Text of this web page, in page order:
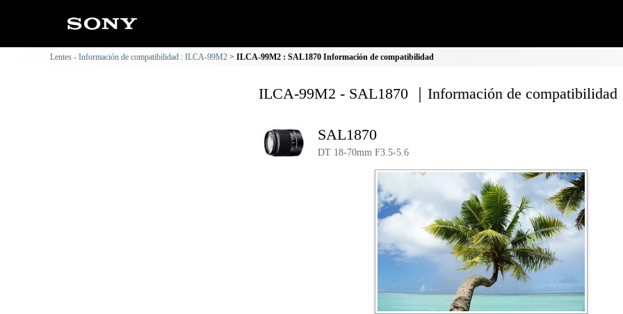
Lentes - Información de compatibilidad : ILCA-99M2 ILCA-99M2 : SAL1870 Información de compatibilidad
ILCA-99M2 - SAL1870 ｜Información de compatibilidad
SAL1870
DT 18-70mm F3.5-5.6